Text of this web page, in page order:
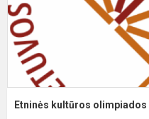
Etninės kultūros